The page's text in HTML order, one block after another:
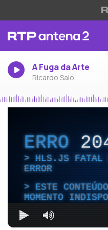
A Fuga da Arte
Ricardo Saló
ERRO
HLS.JS FATAL
ERROR
ESTE
MOMENTO